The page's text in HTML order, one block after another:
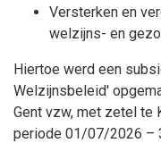
Versterken en
welzijns- en
Hiertoe werd een
Welzijnsbeleid'
Gent vzw, met zetel te
periode 01/07/2026 –